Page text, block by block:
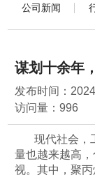
公司新闻
谋划十余年
发布时间：
访问量：996
现代社会，
量也越来越高
视。其中，聚